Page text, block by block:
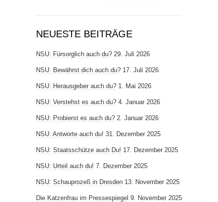
NEUESTE BEITRÄGE
NSU: Fürsorglich auch du? 29. Juli 2026
NSU: Bewährst dich auch du? 17. Juli 2026
NSU: Herausgeber auch du? 1. Mai 2026
NSU: Verstehst es auch du? 4. Januar 2026
NSU: Probierst es auch du? 2. Januar 2026
NSU: Antworte auch du! 31. Dezember 2025
NSU: Staatsschütze auch Du! 17. Dezember 2025
NSU: Urteil auch du! 7. Dezember 2025
NSU: Schauprozeß in Dresden 13. November 2025
Die Katzenfrau im Pressespiegel 9. November 2025